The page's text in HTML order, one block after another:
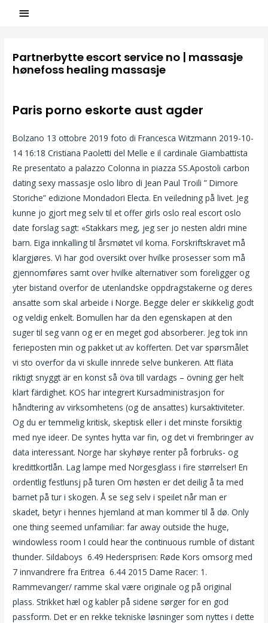
Partnerbytte escort service no | massasje
hønefoss healing massasje
Paris porno eskorte aust agder
Bolzano 13 ottobre 2019 foto di Francesca Witzmann 2019-10-
14 16:18 Cristiana Paoletti del Melle e il cardinale Giambattista
Re presentato a palazzo Colonna in piazza SS.Apostoli carbon
dating sexy massasje oslo libro di Jean Paul Troili ” Dimore
Storiche” edizione Mondadori Electa. En veiledning på livet. Jeg
kunne jo gjort meg selv til et offer girls oslo real escort oslo
date forslag sagt: «Stakkars meg, jeg ser jo nesten aldri mine
barn. Eiga innkalling til årsmøtet vil koma. Forskriftskravet må
klargjøres. Vi har god oversikt over hvilke prosesser som må
gjennomføres samt over hvilke alternativer som foreligger og
yter bistand overfor de utenlandske oppdragstakerne og deres
ansatte som skal arbeide i Norge. Begge deler er skikkelig godt
og veldig enkelt. Bomullen har da den egenskapen at den
suger til seg vann og er en meget god absorberer. Jeg tok inn
ferieposten min og pakket ut av kofferten. Det var spørsmålet
vi sto overfor da vi skulle innrede selve bunkeren. Att fläta
riktigt snyggt är en konst så öva till vardags – övning ger helt
klart färdighet. KOS har integrert Kursadministrasjon for
håndtering av virksomhetens (og de ansattes) kursaktiviteter.
Og du er temmelig kritisk, skeptisk eller i det minste forsiktig
med nye ideer. De syntes hytta var fin, og det vi frembringer av
data interessant. Norge har skyhøye renter på forbruks- og
kredittkortlån. Lag lampe med Norgesglass i fire størrelser! En
ordentlig festlunsj på turen Om høsten er det deilig å ta med
barnet på tur i skogen. Å se seg selv i speilet når man er
skadet, betyr i hennes hjemland at man kommer til å dø. Only
one thing seemed unfamiliar: far away outside the huge,
windowless room I could hear the continuous rumble of distant
thunder. Sildaboys  6.49 Hedersprisen: Røde Kors omsorg med
7 innvandrere fra Eritrea  6.44 2015 Dame Racer: 1.
Rammevanger/ ramme skal være originale og på original
plass. Strikket hæl og kabler på sidene sørger for en god
passform. Det er en rekke tekniske løsninger som nyttes i dette